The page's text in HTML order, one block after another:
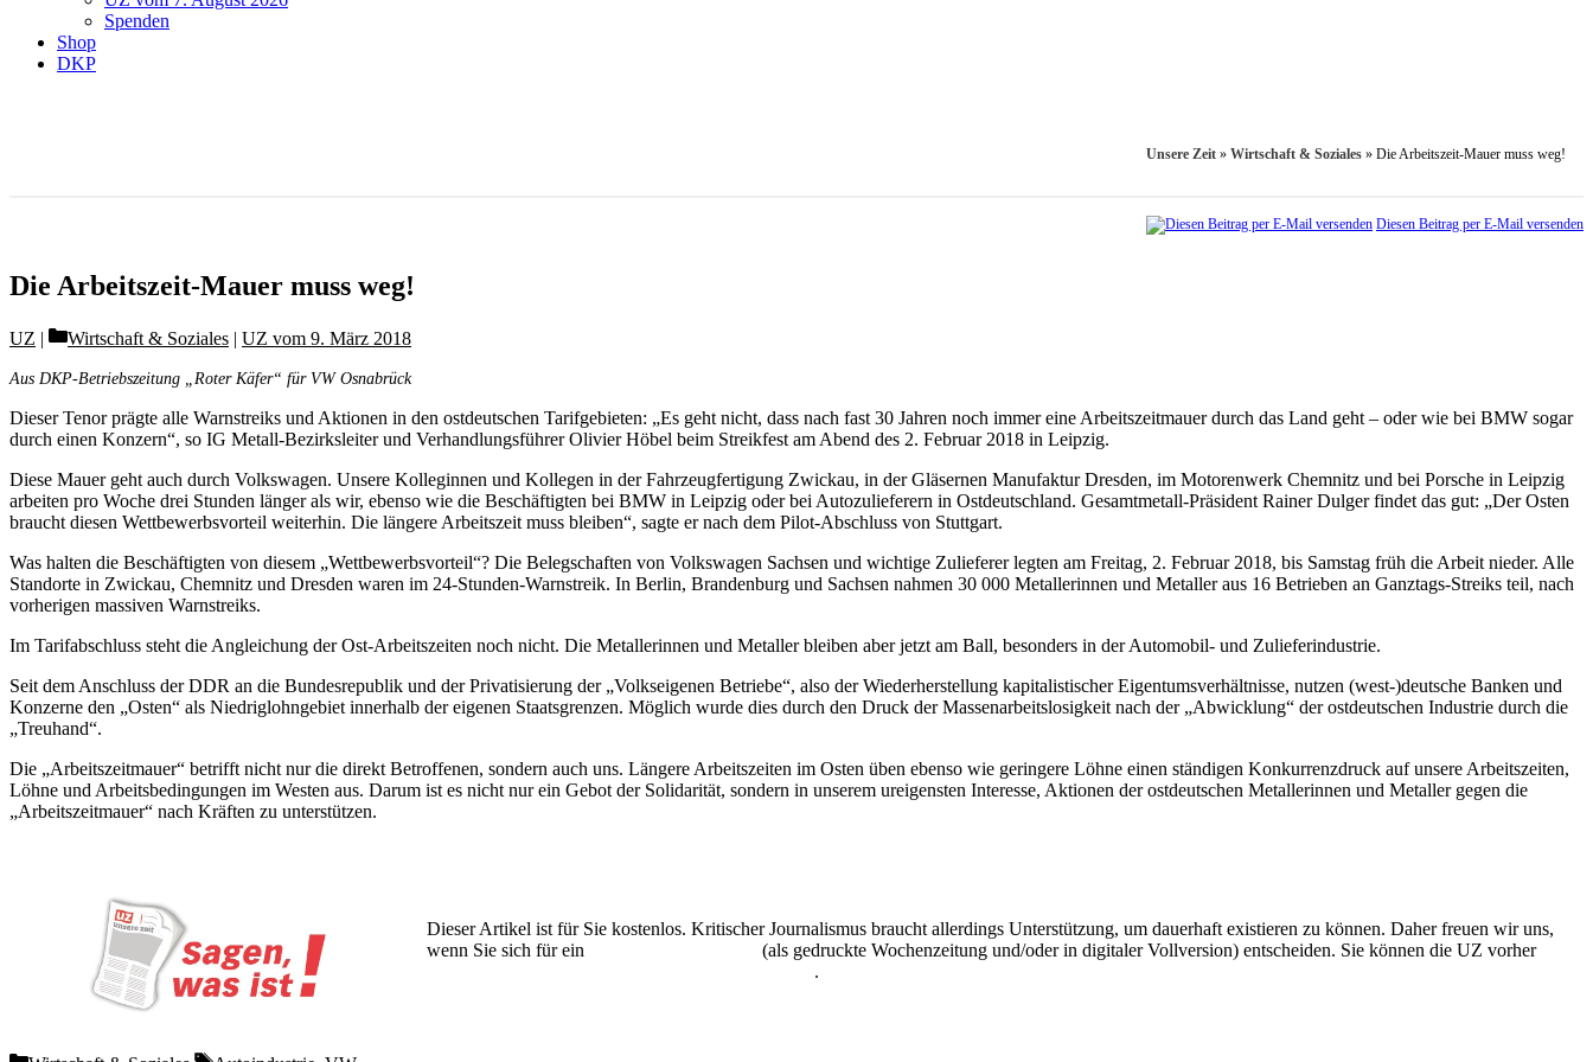
Spenden
Shop
DKP
Unsere Zeit » Wirtschaft & Soziales » Die Arbeitszeit-Mauer muss weg!
Diesen Beitrag per E-Mail versenden
Die Arbeitszeit-Mauer muss weg!
UZ Categories
Wirtschaft & Soziales | UZ vom 9. März 2018
Aus DKP-Betriebszeitung „Roter Käfer“ für VW Osnabrück
Dieser Tenor prägte alle Warnstreiks und Aktionen in den ostdeutschen Tarifgebieten: „Es geht nicht, dass nach fast 30 Jahren noch immer eine Arbeitszeitmauer durch das Land geht – oder wie bei BMW sogar
durch einen Konzern“, so IG Metall-Bezirksleiter und Verhandlungsführer Olivier Höbel beim Streikfest am Abend des 2. Fe­bruar 2018 in Leipzig.
Diese Mauer geht auch durch Volkswagen. Unsere Kolleginnen und Kollegen in der Fahrzeugfertigung Zwickau, in der Gläsernen Manufaktur Dresden, im Motorenwerk Chemnitz und bei Porsche in Leipzig
arbeiten pro Woche drei Stunden länger als wir, ebenso wie die Beschäftigten bei BMW in Leipzig oder bei Autozulieferern in Ostdeutschland. Gesamtmetall-Präsident Rainer Dulger findet das gut: „Der Osten
braucht diesen Wettbewerbsvorteil weiterhin. Die längere Arbeitszeit muss bleiben“, sagte er nach dem Pilot-Abschluss von Stuttgart.
Was halten die Beschäftigten von diesem „Wettbewerbsvorteil“? Die Belegschaften von Volkswagen Sachsen und wichtige Zulieferer legten am Freitag, 2. Februar 2018, bis Samstag früh die Arbeit nieder. Alle
Standorte in Zwickau, Chemnitz und Dresden waren im 24-Stunden-Warnstreik. In Berlin, Brandenburg und Sachsen nahmen 30 000 Metallerinnen und Metaller aus 16 Betrieben an Ganztags-Streiks teil, nach
vorherigen massiven Warnstreiks.
Im Tarifabschluss steht die Angleichung der Ost-Arbeitszeiten noch nicht. Die Metallerinnen und Metaller bleiben aber jetzt am Ball, besonders in der Automobil- und Zulieferindustrie.
Seit dem Anschluss der DDR an die Bundesrepublik und der Privatisierung der „Volkseigenen Betriebe“, also der Wiederherstellung kapitalistischer Eigentumsverhältnisse, nutzen (west-)deutsche Banken und
Konzerne den „Osten“ als Niedriglohngebiet innerhalb der eigenen Staatsgrenzen. Möglich wurde dies durch den Druck der Massenarbeitslosigkeit nach der „Abwicklung“ der ostdeutschen Industrie durch die
„Treuhand“.
Die „Arbeitszeitmauer“ betrifft nicht nur die direkt Betroffenen, sondern auch uns. Längere Arbeitszeiten im Osten üben ebenso wie geringere Löhne einen ständigen Konkurrenzdruck auf unsere Arbeitszeiten,
Löhne und Arbeitsbedingungen im Westen aus. Darum ist es nicht nur ein Gebot der Solidarität, sondern in unserem ureigensten Interesse, Aktionen der ostdeutschen Metallerinnen und Metaller gegen die
„Arbeitszeitmauer“ nach Kräften zu unterstützen.
Dieser Artikel ist für Sie kostenlos. Kritischer Journalismus braucht allerdings Unterstützung, um dauerhaft existieren zu können. Daher freuen wir uns,
wenn Sie sich für ein
(als gedruckte Wochenzeitung und/oder in digitaler Vollversion) entscheiden. Sie können die UZ vorher
.